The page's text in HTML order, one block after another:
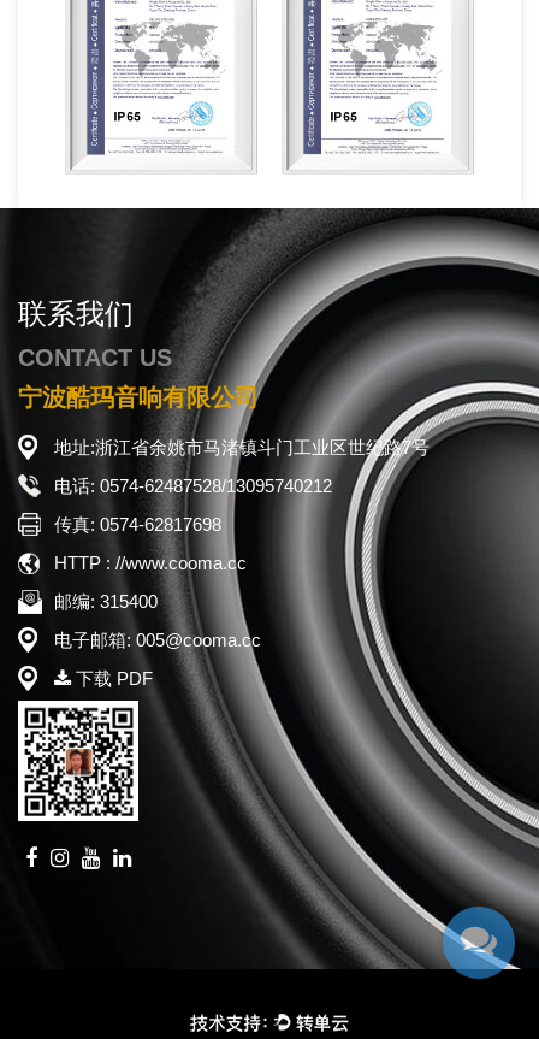
联系我们
CONTACT US
宁波酷玛音响有限公司
地址:浙江省余姚市马渚镇斗门工业区世纪路7号
电话: 0574-62487528/13095740212
传真: 0574-62817698
HTTP : //www.cooma.cc
邮编: 315400
电子邮箱: 005@cooma.cc
下载 PDF